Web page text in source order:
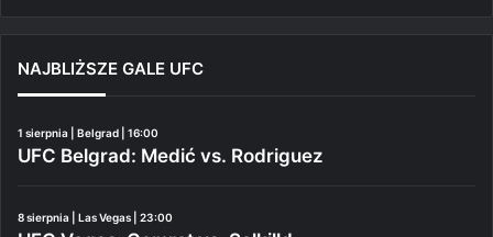
NAJBLIŻSZE GALE UFC
1 sierpnia | Belgrad | 16:00
UFC Belgrad: Medić vs. Rodriguez
8 sierpnia | Las Vegas | 23:00